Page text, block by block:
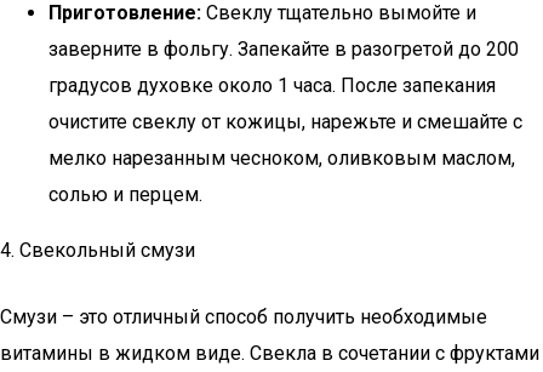
Приготовление: Свеклу тщательно вымойте и
заверните в фольгу. Запекайте в разогретой до 200
градусов духовке около 1 часа. После запекания
очистите свеклу от кожицы, нарежьте и смешайте с
мелко нарезанным чесноком, оливковым маслом,
солью и перцем.
4. Свекольный смузи
Смузи – это отличный способ получить необходимые
витамины в жидком виде. Свекла в сочетании с фруктами